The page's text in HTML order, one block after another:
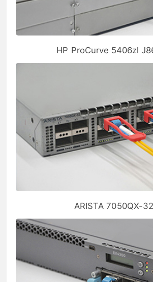
HP ProCurve 5406zl
ARISTA 7050QX-32